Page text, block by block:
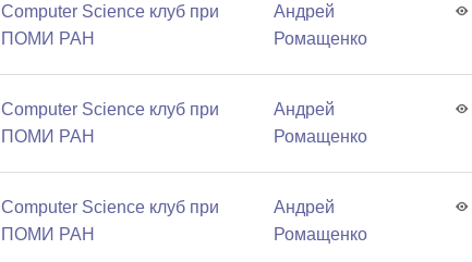
Computer Science клуб при
ПОМИ РАН
Андрей
Ромащенко
Computer Science клуб при
ПОМИ РАН
Андрей
Ромащенко
Computer Science клуб при
ПОМИ РАН
Андрей
Ромащенко